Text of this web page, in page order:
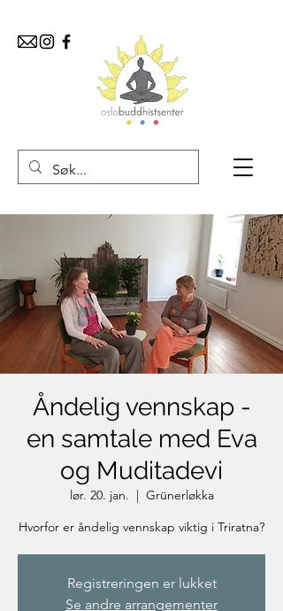
Åndelig vennskap -
en samtale med Eva
og Muditadevi
lør. 20. jan.
  |
Grünerløkka
Hvorfor er åndelig vennskap viktig i Triratna?
Registreringen er lukket
Se andre arrangementer